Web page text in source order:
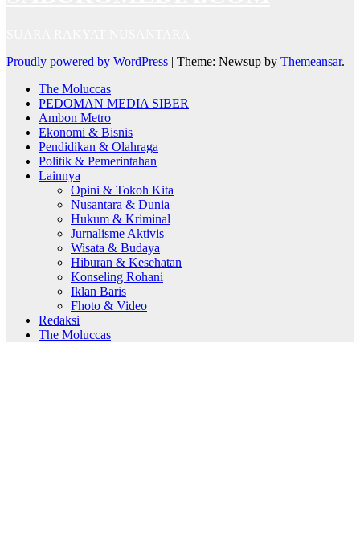
Proudly powered by WordPress | Theme: Newsup by Themeansar.
The Moluccas
PEDOMAN MEDIA SIBER
Ambon Metro
Ekonomi & Bisnis
Pendidikan & Olahraga
Politik & Pemerintahan
Lainnya
Opini & Tokoh Kita
Nusantara & Dunia
Hukum & Kriminal
Jurnalisme Aktivis
Wisata & Budaya
Hiburan & Kesehatan
Konseling Rohani
Iklan Baris
Fhoto & Video
Redaksi
The Moluccas